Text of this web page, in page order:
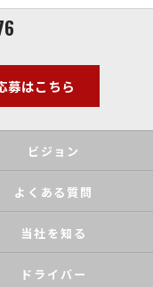
募はこちら
ビジョン
よくある質問
当社を知る
ドライバー